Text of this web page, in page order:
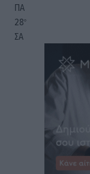
ΠΑ
28°
ΣΑ